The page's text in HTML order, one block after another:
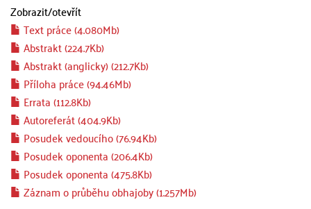
Zobrazit/otevřít
Text práce (4.080Mb)
Abstrakt (224.7Kb)
Abstrakt (anglicky) (212.7Kb)
Příloha práce (94.46Mb)
Errata (112.8Kb)
Autoreferát (404.9Kb)
Posudek vedoucího (76.94Kb)
Posudek oponenta (206.4Kb)
Posudek oponenta (475.8Kb)
Záznam o průběhu obhajoby (1.257Mb)